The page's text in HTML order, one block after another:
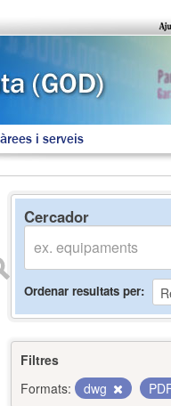
i serveis
Cercador
Ordenar resultats per
Filtres
Formats:
dwg